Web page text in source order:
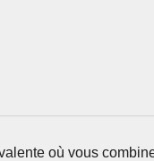
où vous